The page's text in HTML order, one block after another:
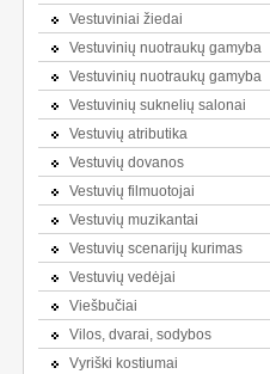
Vestuviniai žiedai
Vestuvinių nuotraukų gamyba
Vestuvinių nuotraukų gamyba
Vestuvinių suknelių salonai
Vestuvių atributika
Vestuvių dovanos
Vestuvių filmuotojai
Vestuvių muzikantai
Vestuvių scenarijų kurimas
Vestuvių vedėjai
Viešbučiai
Vilos, dvarai, sodybos
Vyriški kostiumai